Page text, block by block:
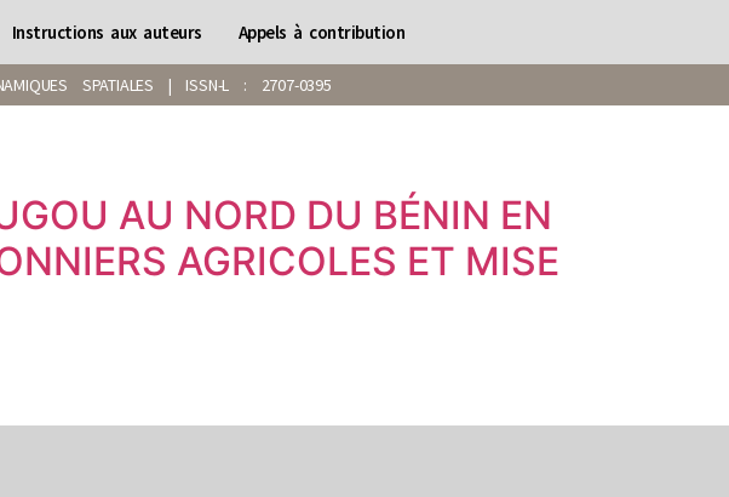
Instructions aux auteurs Appels à contribution
SPATIALES | ISSN-L : 2707-0395
AU NORD DU BÉNIN EN
AGRICOLES ET MISE